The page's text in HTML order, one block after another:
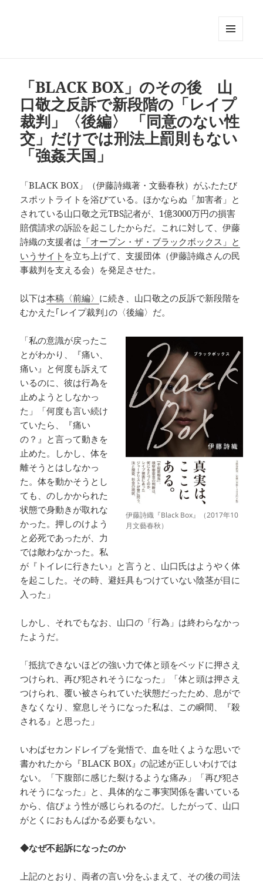
ット
「BLACK BOX」のその後 山
口敬之反訴で新段階の「レイプ
裁判」〈後編〉 「同意のない性
交」だけでは刑法上罰則もない
「強姦天国」
「BLACK BOX」（伊藤詩織著・文藝春秋）がふたたび
スポットライトを浴びている。ほかならぬ「加害者」と
されている山口敬之元TBS記者が、1億3000万円の損害
賠償請求の訴訟を起こしたからだ。これに対して、伊藤
詩織の支援者は 「オープン・ザ・ブラックボックス」と
いうサイト を立ち上げて、支援団体（伊藤詩織さんの民
事裁判を支える会）を発足させた。
以下は本稿〈前編〉 に続き、山口敬之の反訴で新段階を
むかえた｢レイプ裁判｣の〈後編〉だ。
伊藤詩織『Black Box』（2017年10
月文藝春秋）
「私の意識が戻ったこ
とがわかり、『痛い、
痛い』と何度も訴えて
いるのに、彼は行為を
止めようとしなかっ
た」「何度も言い続け
ていたら、『痛い
の？』と言って動きを
止めた。しかし、体を
離そうとはしなかっ
た。体を動かそうとし
ても、のしかかられた
状態で身動きが取れな
かった。押しのけよう
と必死であったが、力
では敵わなかった。私
が『トイレに行きたい』と言うと、山口氏はようやく体
を起こした。その時、避妊具もつけていない陰茎が目に
入った」
しかし、それでもなお、山口の「行為」は終わらなかっ
たようだ。
「抵抗できないほどの強い力で体と頭をベッドに押さえ
つけられ、再び犯されそうになった」「体と頭は押さえ
つけられ、覆い被さられていた状態だったため、息がで
きなくなり、窒息しそうになった私は、この瞬間、『殺
される』と思った」
いわばセカンドレイプを覚悟で、血を吐くような思いで
書かれたから『BLACK BOX』の記述が正しいわけでは
ない。「下腹部に感じた裂けるような痛み」「再び犯さ
れそうになった」と、具体的なこ事実関係を書いている
から、信ぴょう性が感じられるのだ。したがって、山口
がとくにおもんぱかる必要もない。
◆なぜ不起訴になったのか
上記のとおり、両者の言い分をふまえて、その後の司法